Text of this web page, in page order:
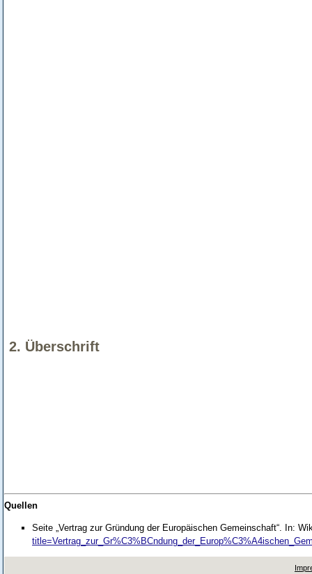
2. Überschrift
Quellen
Seite „Vertrag zur Gründung der Europäischen Gemeinschaft“. In: